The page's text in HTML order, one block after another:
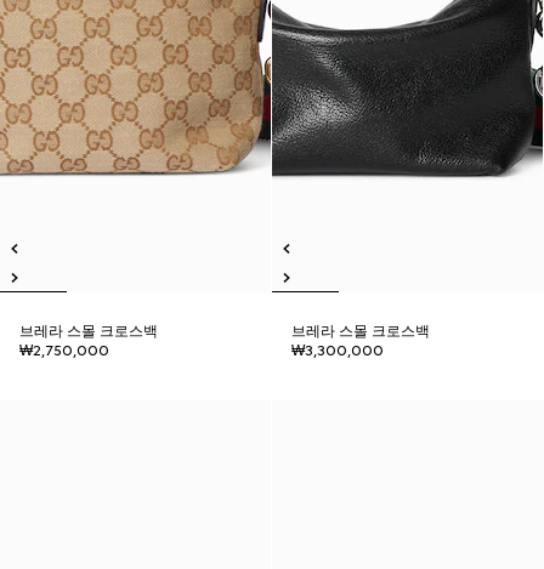
브레라 스몰 크로스백
₩2,750,000
브레라 스몰 크로스백
₩3,300,000